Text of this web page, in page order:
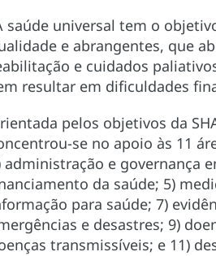
saúde universal tem o
e abrangentes, que
e cuidados
resultar em dificuldades
pelos objetivos da
se no apoio às 11
administração e governança
da saúde; 5)
para saúde; 7)
e desastres; 9)
transmissíveis; e 11)